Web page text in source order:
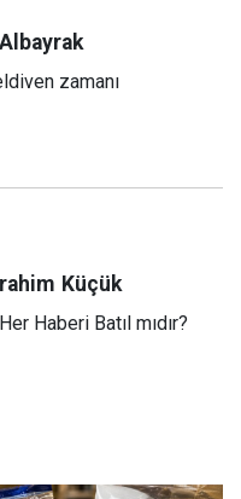
Albayrak
zamanı
Küçük
Haberi Batıl mıdır?